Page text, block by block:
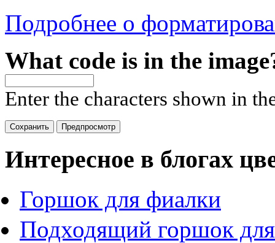
Подробнее о
What code is in the
Enter the characters shown in
Интересное в блогах
Горшок для фиалки
Подходящий горшок